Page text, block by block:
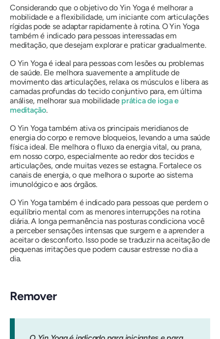
Considerando que o objetivo do Yin Yoga é melhorar a
mobilidade e a flexibilidade, um iniciante com articulações
rígidas pode se adaptar rapidamente à rotina. O Yin Yoga
também é indicado para pessoas interessadas em
meditação, que desejam explorar e praticar gradualmente.
O Yin Yoga é ideal para pessoas com lesões ou problemas
de saúde. Ele melhora suavemente a amplitude de
movimento das articulações, relaxa os músculos e libera as
camadas profundas do tecido conjuntivo para, em última
análise, melhorar sua mobilidade prática de ioga e
meditação.
O Yin Yoga também ativa os principais meridianos de
energia do corpo e remove bloqueios, levando a uma saúde
física ideal. Ele melhora o fluxo da energia vital, ou prana,
em nosso corpo, especialmente ao redor dos tecidos e
articulações, onde muitas vezes se estagna. Fortalece os
canais de energia, o que melhora o suporte ao sistema
imunológico e aos órgãos.
O Yin Yoga também é indicado para pessoas que perdem o
equilíbrio mental com as menores interrupções na rotina
diária. A longa permanência nas posturas condiciona você
a perceber sensações intensas que surgem e a aprender a
aceitar o desconforto. Isso pode se traduzir na aceitação de
pequenas irritações que podem causar estresse no dia a
dia.
Remover